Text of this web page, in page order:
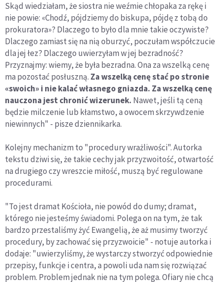
Skąd wiedziałam, że siostra nie weźmie chłopaka za rękę i
nie powie: «Chodź, pójdziemy do biskupa, pójdę z tobą do
prokuratora»? Dlaczego to było dla mnie takie oczywiste?
Dlaczego zamiast się na nią oburzyć, poczułam współczucie
dla jej łez? Dlaczego uwierzyłam w jej bezradność?
Przyznajmy: wiemy, że była bezradna. Ona za wszelką cenę
ma pozostać posłuszną. Za wszelką cenę stać po stronie
«swoich» i nie kalać własnego gniazda. Za wszelką cenę
nauczona jest chronić wizerunek. Nawet, jeśli tą ceną
będzie milczenie lub kłamstwo, a owocem skrzywdzenie
niewinnych" - pisze dziennikarka.
Kolejny mechanizm to "procedury wrażliwości". Autorka
tekstu dziwi się, że takie cechy jak przyzwoitość, otwartość
na drugiego czy wreszcie miłość, muszą być regulowane
procedurami.
"To jest dramat Kościoła, nie powód do dumy; dramat,
którego nie jesteśmy świadomi. Polega on na tym, że tak
bardzo przestaliśmy żyć Ewangelią, że aż musimy tworzyć
procedury, by zachować się przyzwoicie" - notuje autorka i
dodaje: "uwierzyliśmy, że wystarczy stworzyć odpowiednie
przepisy, funkcje i centra, a powoli uda nam się rozwiązać
problem. Problem jednak nie na tym polega. Ofiary nie chcą